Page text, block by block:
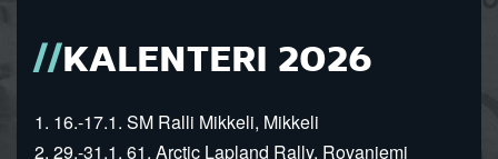
KALENTERI 2026
1. 16.-17.1. SM Ralli Mikkeli, Mikkeli
2. 29.-31.1. 61. Arctic Lapland Rally, Rovaniemi